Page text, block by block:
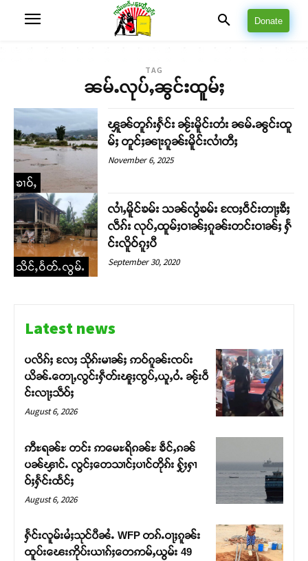
Support SHAN
Donate
TAG
ၼမ်ႉလုပ်ႇၼွင်းထူမ်ႈ
ၶၢဝ်ႇ
ၾူၼ်တူၵ်းႁႅင်း ၼႂ်းမိူင်းတႆး ၼမ်ႉၼွင်းထူ
မ်ႈ တူင်ႈၼႃးၵူၼ်းမိူင်းလၢႆတီႈ
November 6, 2025
သိင်ႇဝႅတ်ႉလွမ်ႉ
လၢႆႇမိူင်ၶမ်း သၼ်လွႆၶမ်း ၸႄႈဝဵင်းတႃႈၶီႈ
လဵၵ်း လုပ်ႇထူမ်ႈဝၢၼ်ႈၵူၼ်းတင်းဝၢၼ်ႈ ႁႅ
င်းလိူဝ်ၵူႈပီ
September 30, 2020
Latest news
ပလိၵ်ႈ လႄႈ သိုၵ်းမၢၼ်ႈ ဢဝ်ၵူၼ်းၸပ်း
ယိၼ်ႉတေႃႇလွင်းႁဵတ်းၽူႈၸွပ်ႇယူႇဝႆႉ ၼႂ်းဝဵ
င်းလႃႈသဵဝ်ႈ
August 6, 2026
ဢီႊရၼ်ႊ တင်း ဢမေႊရိၵၼ်ႊ ၶဵင်ႇၵၼ်
ပၼ်ၾၢင်ႉ လွင်ႈတေသၢင်ႈပၢင်တိုၵ်း ႁႂ်ႈႁၢ
ဝ်ႈႁႅင်းထႅင်ႈ
August 6, 2026
ႁႅင်းလူမ်းမႆႈသုင်ပီၼႆႉ WFP တၵ်ႉဝႃႈၵူၼ်း
ထူပ်းၽေးဢိုပ်းယၢၵ်ႈတေဢမ်ႇယွမ်း 49